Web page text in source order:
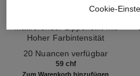
rouge allure velvet
Hoher Farbintensität
20 Nuancen verfügbar
59 chf
Zum Warenkorb hinzufügen
Cookie-